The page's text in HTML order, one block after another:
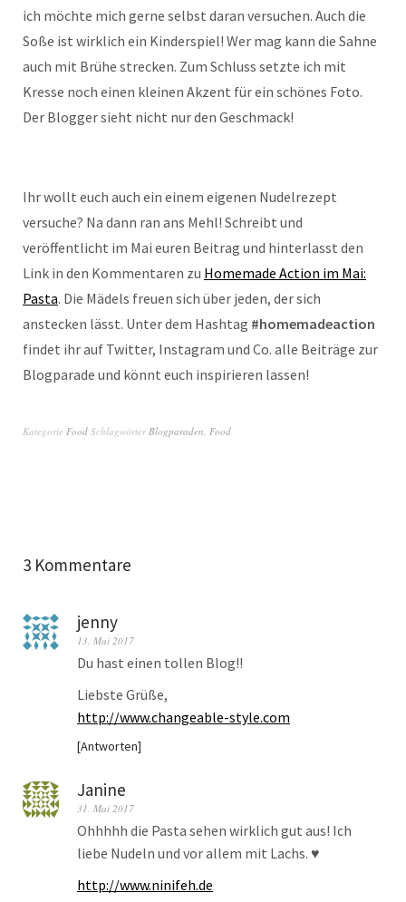
ich möchte mich gerne selbst daran versuchen. Auch die
Soße ist wirklich ein Kinderspiel! Wer mag kann die Sahne
auch mit Brühe strecken. Zum Schluss setzte ich mit
Kresse noch einen kleinen Akzent für ein schönes Foto.
Der Blogger sieht nicht nur den Geschmack!
Ihr wollt euch auch ein einem eigenen Nudelrezept
versuche? Na dann ran ans Mehl! Schreibt und
veröffentlicht im Mai euren Beitrag und hinterlasst den
Link in den Kommentaren zu Homemade Action im Mai:
Pasta. Die Mädels freuen sich über jeden, der sich
anstecken lässt. Unter dem Hashtag #homemadeaction
findet ihr auf Twitter, Instagram und Co. alle Beiträge zur
Blogparade und könnt euch inspirieren lassen!
Kategorie Food SchlagwörterBlogparaden, Food
3 Kommentare
jenny
13. Mai 2017
Du hast einen tollen Blog!!
Liebste Grüße,
http://www.changeable-style.com
Antworten
Janine
31. Mai 2017
Ohhhhh die Pasta sehen wirklich gut aus! Ich
liebe Nudeln und vor allem mit Lachs. ♥
http://www.ninifeh.de